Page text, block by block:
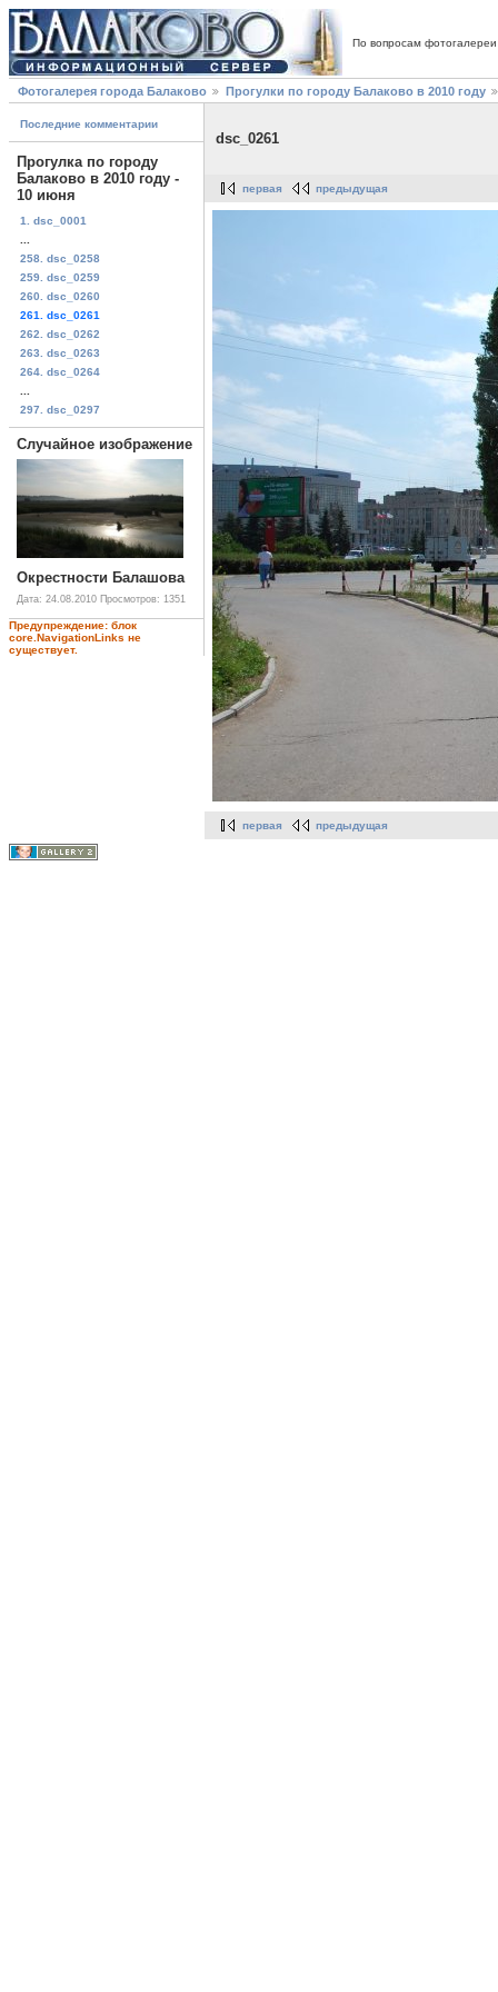
По вопросам
Фотогалерея города Балаково Прогулки по городу Балаково в 2010 году
Последние комментарии
Прогулка по городу
Балаково в 2010 году -
10 июня
1. dsc_0001
258. dsc_0258
259. dsc_0259
260. dsc_0260
261. dsc_0261
262. dsc_0262
263. dsc_0263
264. dsc_0264
297. dsc_0297
Случайное изображение
Окрестности Балашова
Дата: 24.08.2010 Просмотров: 1351
Предупреждение: блок
core.NavigationLinks не
существует.
dsc_0261
первая предыдущая
первая предыдущая